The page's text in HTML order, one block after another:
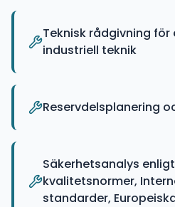
Teknisk rådgivning
industriell teknik
Reservdelsplanering
Säkerhetsanalys
kvalitetsnormer,
standarder,